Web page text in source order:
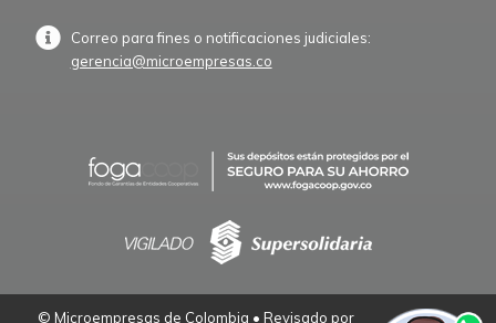
Correo para fines o notificaciones judiciales:
gerencia@microempresas.co
© Microempresas de Colombia • Revisado por